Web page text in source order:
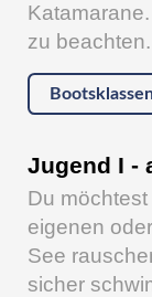
zu beachten.
Jugend I -
Du
eigenen
See
sicher